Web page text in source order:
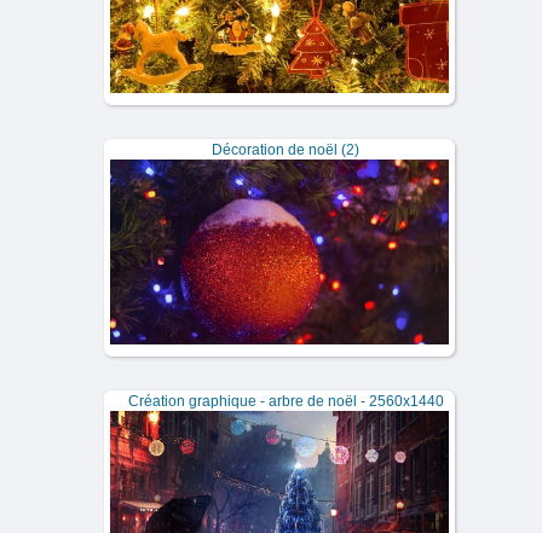
Décoration de noël (2)
Création graphique - arbre de noël - 2560x1440